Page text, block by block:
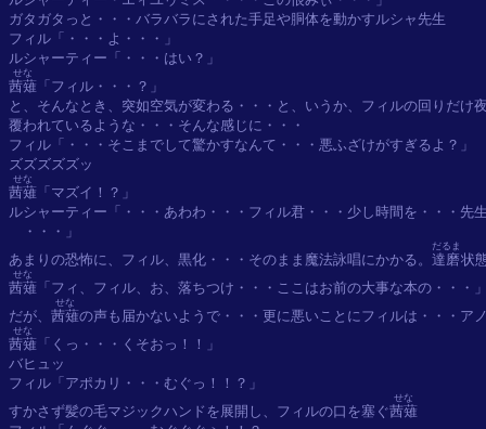
ガタガタっと・・・バラバラにされた手足や胴体を動かすルシャ先生
フィル「・・・よ・・・」
茜薙
せな
「フィル・・・？」
と、そんなとき、突如空気が変わる・・・と、いうか、フィルの回りだけ
覆われているような・・・そんな感じに・・・
フィル「・・・そこまでして驚かすなんて・・・悪ふざけがすぎるよ？」
茜薙
せな
「マズイ！？」
ルシャーティー「・・・あわわ・・・フィル君・・・少し時間を・・・先
・・・」
あまりの恐怖に、フィル、黒化・・・そのまま魔法詠唱にかかる。 達磨
だるま
茜薙
せな
「フィ、フィル、お、落ちつけ・・・ここはお前の大事な本の・・・
だが、 茜薙
せな
茜薙
せな
「くっ・・・くそおっ！！」
バヒュッ
フィル「アポカリ・・・むぐっ！！？」
すかさず髪の毛マジックハンドを展開し、フィルの口を塞ぐ茜薙
せな